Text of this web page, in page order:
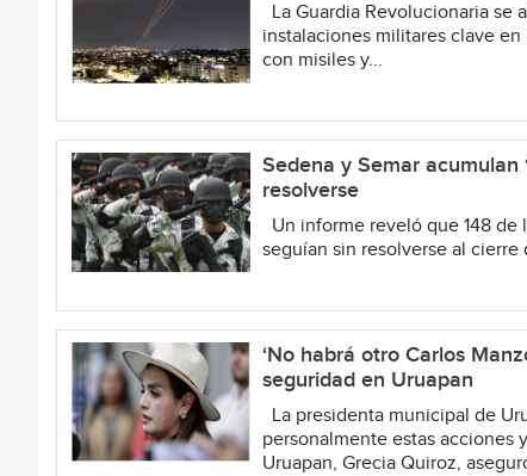
La Guardia Revolucionaria se
instalaciones militares clave
con misiles y...
Sedena y Semar acumulan
resolverse
Un informe reveló que 148 de
seguían sin resolverse al
‘No habrá otro Carlos
seguridad en Uruapan
La presidenta municipal de
personalmente estas acciones
Uruapan, Grecia Quiroz,